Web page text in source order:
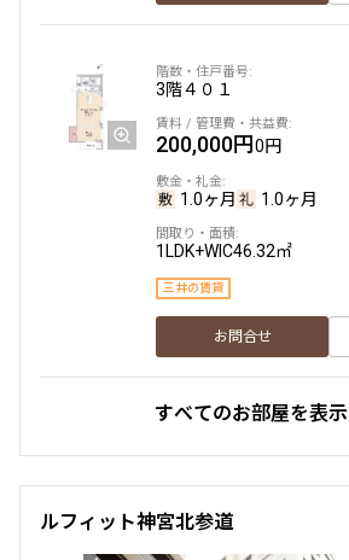
3階４０１
200,000円0円
1.0ヶ月 1.0ヶ月
1LDK+WIC46.32㎡
三井の賃貸
お問合せ
すべてのお部屋を表示
ルフィット神宮北参道